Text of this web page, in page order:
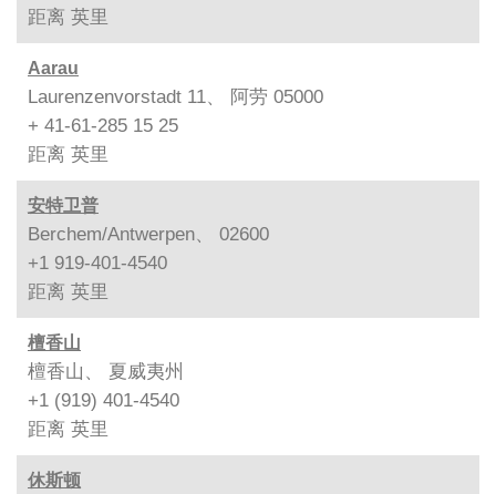
距离 英里
Aarau
Laurenzenvorstadt 11、 阿劳 05000
+ 41-61-285 15 25
距离 英里
安特卫普
Berchem/Antwerpen、 02600
+1 919-401-4540
距离 英里
檀香山
檀香山、 夏威夷州
+1 (919) 401-4540
距离 英里
休斯顿